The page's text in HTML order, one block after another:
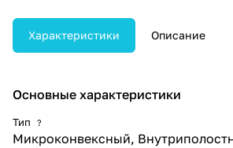
Характеристики Описание
Основные характеристики
Тип ?
Микроконвексный,